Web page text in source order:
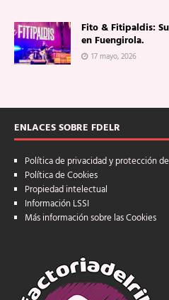
Fito & Fitipaldis:
en Fuengirola.
17 mayo, 2026
ENLACES SOBRE FDELR
Política de privacidad y protección
Política de Cookies
Propiedad intelectual
Información LSSI
Más información sobre las Cookies